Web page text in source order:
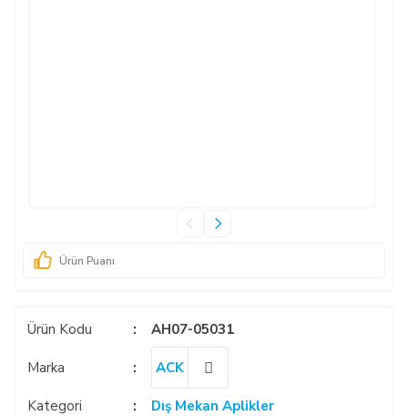
Ürün Puanı
Ürün Kodu AH07-05031
Marka ACK
Kategori
Dış Mekan Aplikler